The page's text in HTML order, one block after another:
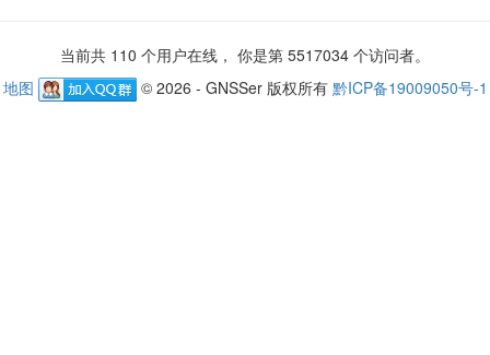
当前共 110 个用户在线， 你是第 5517034 个访问者。
地图
© 2026 - GNSSer 版权所有 黔ICP备19009050号-1